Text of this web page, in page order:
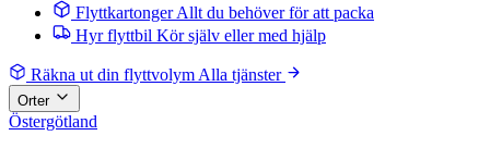
Flyttkartonger Allt du behöver för att packa
Hyr flyttbil Kör själv eller med hjälp
Räkna ut din flyttvolym Alla tjänster
Orter
Östergötland